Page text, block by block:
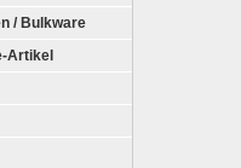
/ Bulkware
Artikel